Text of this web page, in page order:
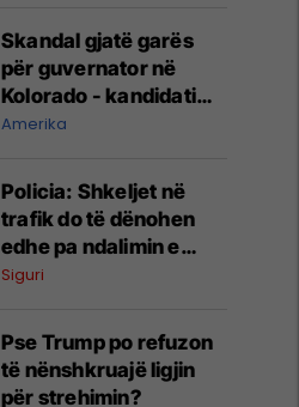
Skandal gjatë garës
për guvernator në
Kolorado - kandidati
republikan pohon se ka
moshën 7-vjeçare
Amerika
Policia: Shkeljet në
trafik do të dënohen
edhe pa ndalimin e
automjetit
Siguri
Pse Trump po refuzon
të nënshkruajë ligjin
për strehimin?